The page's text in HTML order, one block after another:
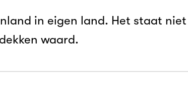
in eigen land. Het staat
waard.